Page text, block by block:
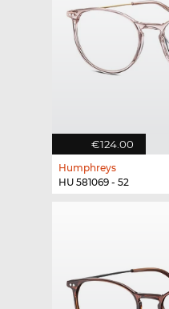
€124.00
Humphreys
HU 581069 - 52